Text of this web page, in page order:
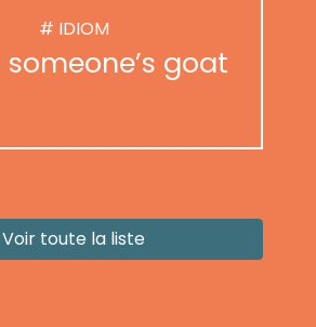
# IDIOM
goat
Voir toute la liste